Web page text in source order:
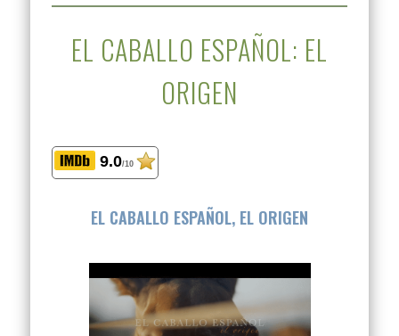
EL CABALLO ESPAÑOL: EL
ORIGEN
9.0/10
EL CABALLO ESPAÑOL, EL ORIGEN